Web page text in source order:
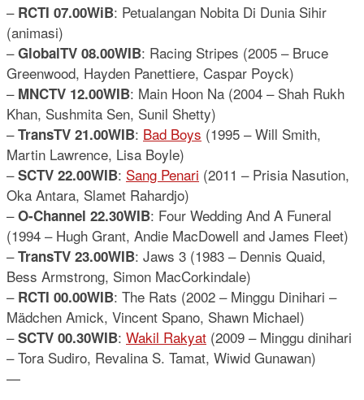
– RCTI 07.00WiB: Petualangan Nobita Di Dunia Sihir
(animasi)
–GlobalTV 08.00WIB: Racing Stripes (2005 – Bruce
Greenwood, Hayden Panettiere, Caspar Poyck)
– MNCTV 12.00WIB: Main Hoon Na (2004 – Shah Rukh
Khan, Sushmita Sen, Sunil Shetty)
–TransTV 21.00WIB: Bad Boys (1995 – Will Smith,
Martin Lawrence, Lisa Boyle)
–SCTV 22.00WIB: Sang Penari (2011 – Prisia Nasution,
Oka Antara, Slamet Rahardjo)
–O-Channel 22.30WIB: Four Wedding And A Funeral
(1994 – Hugh Grant, Andie MacDowell and James Fleet)
–TransTV 23.00WIB: Jaws 3 (1983 – Dennis Quaid,
Bess Armstrong, Simon MacCorkindale)
– RCTI 00.00WIB: The Rats (2002 – Minggu Dinihari –
Mädchen Amick, Vincent Spano, Shawn Michael)
–SCTV 00.30WIB: Wakil Rakyat (2009 – Minggu dinihari
– Tora Sudiro, Revalina S. Tamat, Wiwid Gunawan)
—